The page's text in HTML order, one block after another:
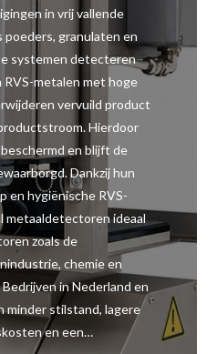
in vrij vallende
poeders, granulaten en
systemen detecteren
metalen met hoge
vervuild product
Hierdoor
en blijft de
Dankzij hun
en hygiënische RVS-
metaaldetectoren ideaal
zoals de
chemie en
in Nederland en
minder stilstand, lagere
en een…